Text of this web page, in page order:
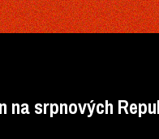
na srpnových